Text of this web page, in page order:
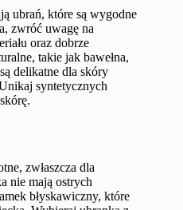
ubrań, które są wygodne
zwróć uwagę na
oraz dobrze
takie jak bawełna,
delikatne dla skóry
syntetycznych
zwłaszcza dla
nie mają ostrych
błyskawiczny, które